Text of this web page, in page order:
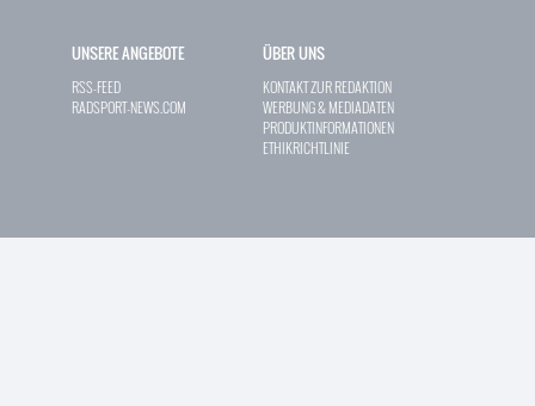
UNSERE ANGEBOTE
RSS-FEED
RADSPORT-NEWS.COM
ÜBER UNS
KONTAKT ZUR REDAKTION
WERBUNG & MEDIADATEN
PRODUKTINFORMATIONEN
ETHIKRICHTLINIE